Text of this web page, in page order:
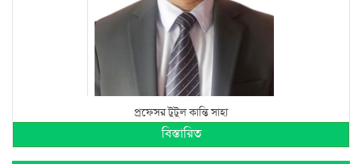
প্রফেসর টুটুল কান্তি সাহা
বিস্তারিত